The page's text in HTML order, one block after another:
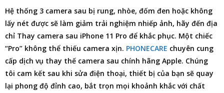
Hệ thống 3 camera sau bị rung, nhòe, đốm đen hoặc không
lấy nét được sẽ làm giảm trải nghiệm nhiếp ảnh, hãy đến địa
chỉ Thay camera sau iPhone 11 Pro để khắc phục. Một chiếc
“Pro” không thể thiếu camera xịn. PHONECARE chuyên cung
cấp dịch vụ thay thế camera sau chính hãng Apple. Chúng
tôi cam kết sau khi sửa điện thoại, thiết bị của bạn sẽ quay
lại phong độ đỉnh cao, bắt trọn mọi khoảnh khắc với chất